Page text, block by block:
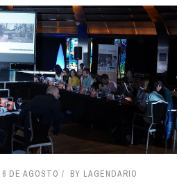
6 DE AGOSTO BY LAGENDARIO